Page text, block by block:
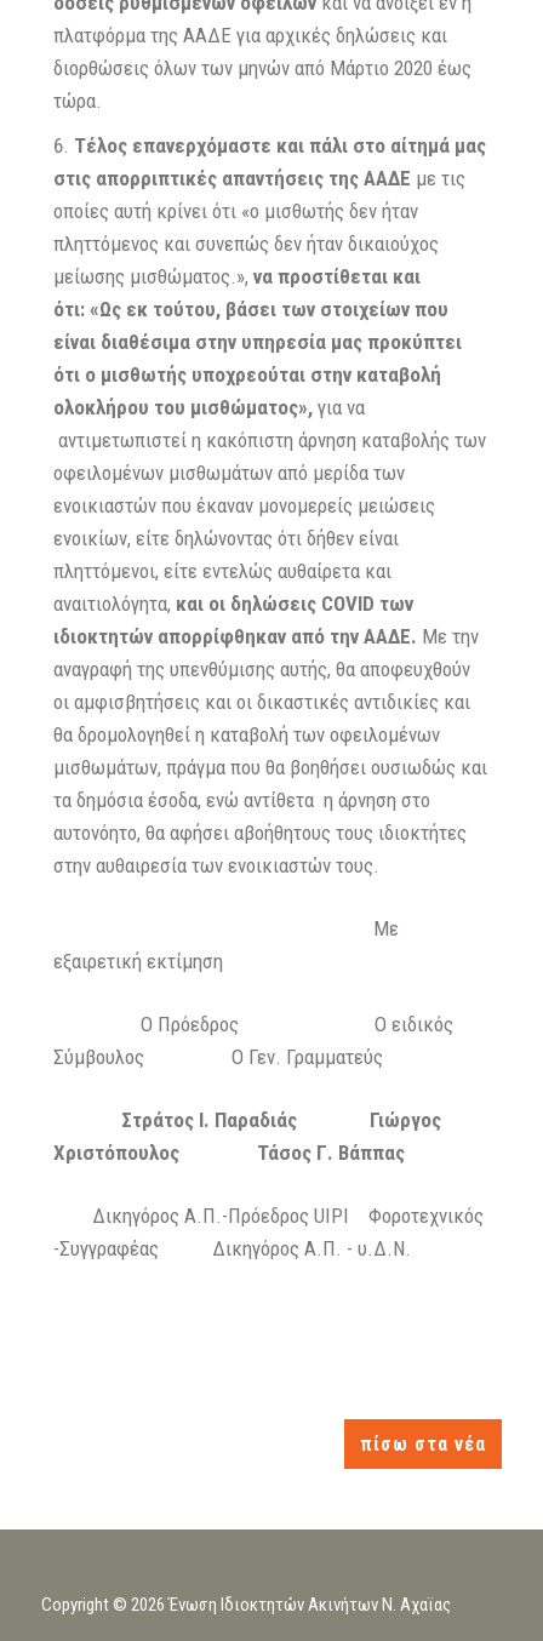
πλατφόρμα της ΑΑΔΕ για αρχικές δηλώσεις και
διορθώσεις όλων των μηνών από Μάρτιο 2020 έως
τώρα.
Τέλος επανερχόμαστε και πάλι στο αίτημά μας
στις απορριπτικές απαντήσεις της ΑΑΔΕ με τις
οποίες αυτή κρίνει ότι «ο μισθωτής δεν ήταν
πληττόμενος και συνεπώς δεν ήταν δικαιούχος
μείωσης μισθώματος.», να προστίθεται και
ότι: «Ως εκ τούτου, βάσει των στοιχείων που
είναι διαθέσιμα στην υπηρεσία μας προκύπτει
ότι ο μισθωτής υποχρεούται στην καταβολή
ολοκλήρου του μισθώματος», για να
αντιμετωπιστεί η κακόπιστη άρνηση καταβολής των
οφειλομένων μισθωμάτων από μερίδα των
ενοικιαστών που έκαναν μονομερείς μειώσεις
ενοικίων, είτε δηλώνοντας ότι δήθεν είναι
πληττόμενοι, είτε εντελώς αυθαίρετα και
αναιτιολόγητα, και οι δηλώσεις COVID των
ιδιοκτητών απορρίφθηκαν από την ΑΑΔΕ. Με την
αναγραφή της υπενθύμισης αυτής, θα αποφευχθούν
οι αμφισβητήσεις και οι δικαστικές αντιδικίες και
θα δρομολογηθεί η καταβολή των οφειλομένων
μισθωμάτων, πράγμα που θα βοηθήσει ουσιωδώς και
τα δημόσια έσοδα, ενώ αντίθετα η άρνηση στο
αυτονόητο, θα αφήσει αβοήθητους τους ιδιοκτήτες
στην αυθαιρεσία των ενοικιαστών τους.
Με
εξαιρετική εκτίμηση
Ο Πρόεδρος Ο ειδικός
Σύμβουλος Ο Γεν. Γραμματεύς
Στράτος Ι. Παραδιάς Γιώργος
Χριστόπουλος Τάσος Γ. Βάππας
Δικηγόρος Α.Π.-Πρόεδρος UIPI Φοροτεχνικός
-Συγγραφέας Δικηγόρος Α.Π. - υ.Δ.Ν.
πίσω στα νέα
Copyright © 2026 Ένωση Ιδιοκτητών Ακινήτων Ν. Αχαϊας